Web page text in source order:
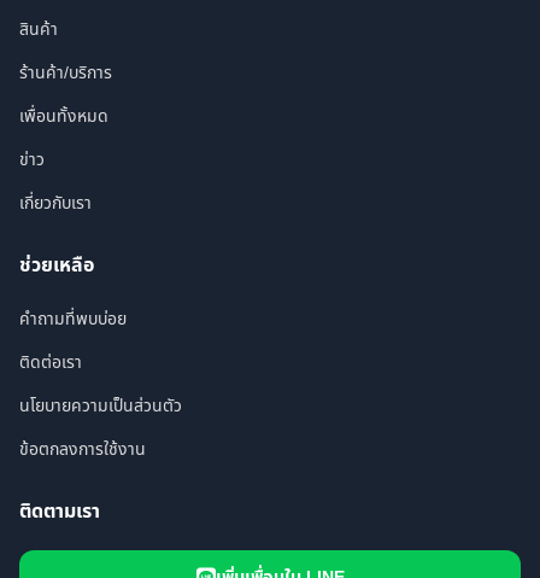
สินค้า
ร้านค้า/บริการ
เพื่อนทั้งหมด
ข่าว
เกี่ยวกับเรา
ช่วยเหลือ
คำถามที่พบบ่อย
ติดต่อเรา
นโยบายความเป็นส่วนตัว
ข้อตกลงการใช้งาน
ติดตามเรา